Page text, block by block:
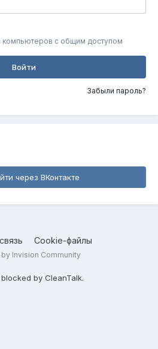
компьютеров с общим доступом
Войти
Забыли пароль?
через ВКонтакте
Cookie-файлы
Invision Community
blocked by CleanTalk.